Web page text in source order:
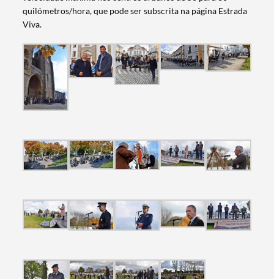
Categorias gerais
quilómetros/hora, que pode ser subscrita na página Estrada
Viva.